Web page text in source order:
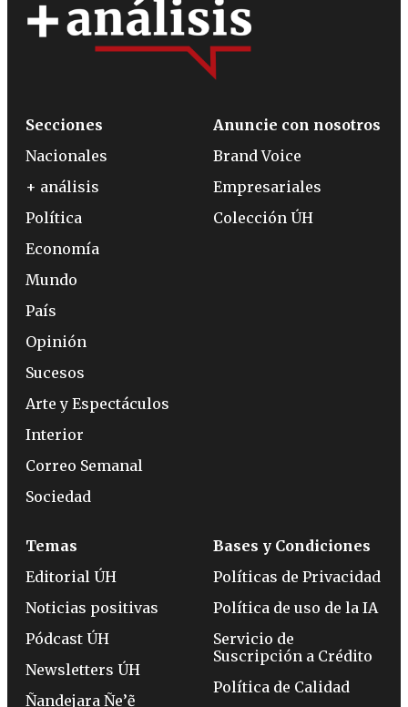
Secciones
Nacionales
+ análisis
Política
Economía
Mundo
País
Opinión
Sucesos
Arte y Espectáculos
Interior
Correo Semanal
Sociedad
Anuncie con nosotros
Brand Voice
Empresariales
Colección ÚH
Temas
Editorial ÚH
Noticias positivas
Pódcast ÚH
Newsletters ÚH
Ñandejara Ñe’ẽ
Bases y Condiciones
Políticas de Privacidad
Política de uso de la IA
Servicio de
Suscripción a Crédito
Política de Calidad